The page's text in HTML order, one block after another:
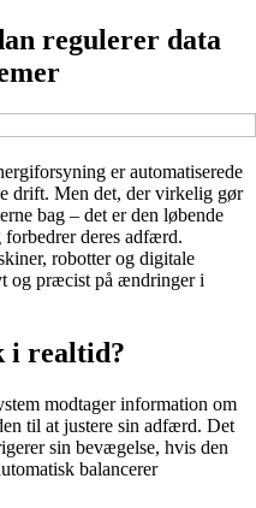
regulerer data
er automatiserede
drift. Men det, der virkelig gør
bag – det er den løbende
forbedrer deres adfærd.
robotter og digitale
og præcist på ændringer i
i realtid?
modtager information om
til at justere sin adfærd. Det
sin bevægelse, hvis den
balancerer